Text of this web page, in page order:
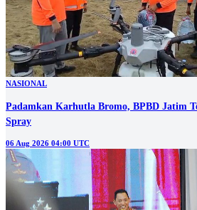
NASIONAL
Padamkan Karhutla Bromo, BPBD Jatim
Spray
06 Aug 2026 04:00 UTC